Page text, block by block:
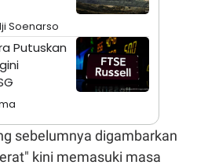
Soenarso
Putuskan
sebelumnya digambarkan
kini memasuki masa